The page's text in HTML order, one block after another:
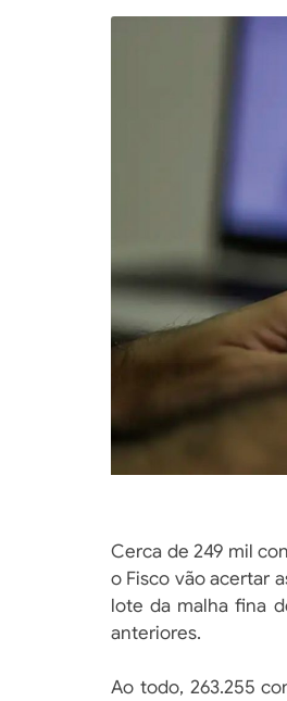
Cerca de 249 mil
o Fisco vão acertar
lote da malha fina
anteriores.
Ao todo, 263.255